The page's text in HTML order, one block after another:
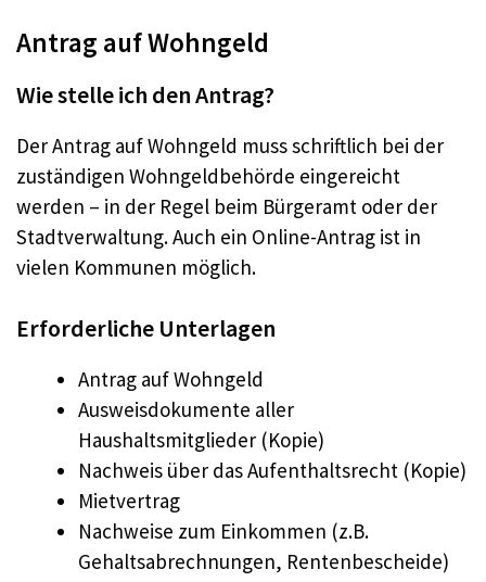
Antrag auf Wohngeld
Wie stelle ich den Antrag?
Der Antrag auf Wohngeld muss schriftlich bei der
zuständigen Wohngeldbehörde eingereicht
werden – in der Regel beim Bürgeramt oder der
Stadtverwaltung. Auch ein Online-Antrag ist in
vielen Kommunen möglich.
Erforderliche Unterlagen
Antrag auf Wohngeld
Ausweisdokumente aller
Haushaltsmitglieder (Kopie)
Nachweis über das Aufenthaltsrecht (Kopie)
Mietvertrag
Nachweise zum Einkommen (z.B.
Gehaltsabrechnungen, Rentenbescheide)